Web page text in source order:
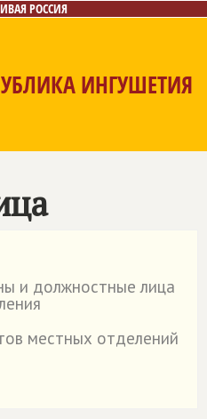
РОССИЯ
ИНГУШЕТИЯ
и должностные лица
местных отделений